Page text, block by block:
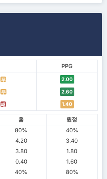
PPG
무 2.00
무 2.60
패 1.40
홈
원정
80%
40%
4.20
3.40
3.80
1.80
0.40
1.60
40%
80%